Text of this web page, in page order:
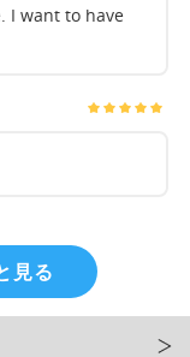
I want to have
見る